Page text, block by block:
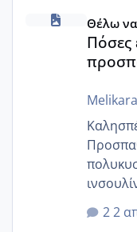
Πόσες είμαστε
Θέλω
Πόσες
κιλά
δεν χάνω
2